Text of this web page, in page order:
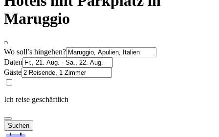
Maruggio
Wo soll’s hingehen?
Daten
Gäste
Ich reise geschäftlich
Suchen